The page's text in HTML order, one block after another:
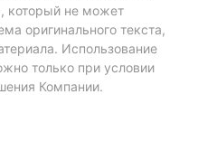
который не может
оригинального текста,
Использование
только при условии
Компании.